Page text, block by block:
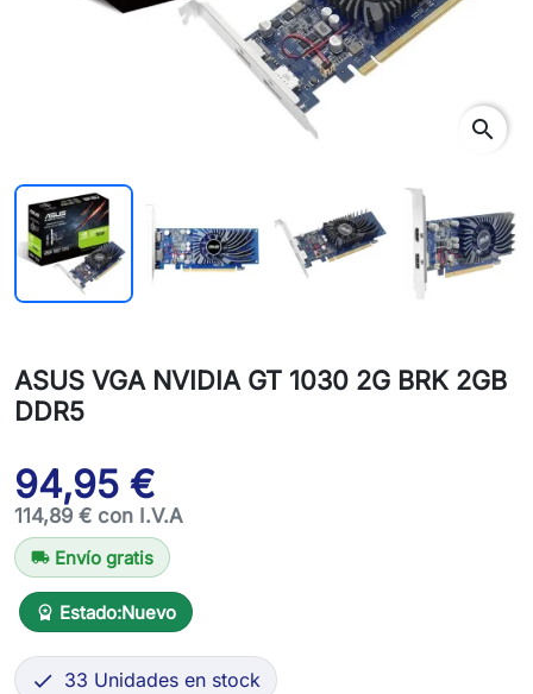
search
ASUS VGA NVIDIA GT 1030 2G BRK 2GB
DDR5
94,95 €
114,89 € con I.V.A
local_shipping Envío gratis
workspace_premium Estado:Nuevo
 33 Unidades en stock